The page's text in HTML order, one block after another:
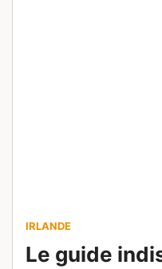
IRLANDE
Le guide